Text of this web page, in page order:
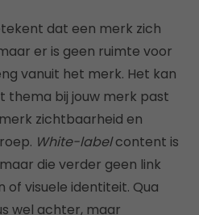
dat een merk zich
er is geen ruimte voor
vanuit het merk. Het kan
thema bij jouw merk past
zichtbaarheid en
White-labelcontent is
die verder geen link
visuele identiteit. Qua
wel achter, maar